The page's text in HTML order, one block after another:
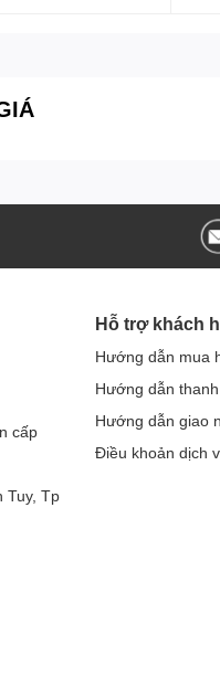
cấp
Tuy, Tp
Hỗ trợ khách
Hướng dẫn mua
Hướng dẫn
Hướng dẫn giao
Điều khoản dịch